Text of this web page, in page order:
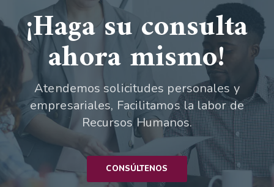
¡Haga su consulta
ahora mismo!
Atendemos solicitudes personales y
empresariales, Facilitamos la labor de
Recursos Humanos.
CONSÚLTENOS